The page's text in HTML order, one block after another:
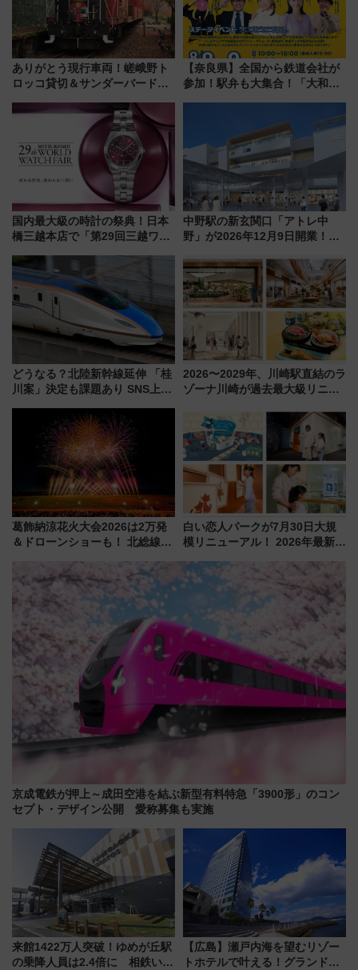
ありがとう現行車両！嵯峨野ト
ロッコ貸切＆サンダーバードレ
斉藤雪乃＆福原トシヒロと行
く！9月13日「京都の鉄道満喫
ツアー」開催
【奈良県】全国から鉄道会社が
参加！駅弁も大集合！「大和鉄
国内最大級の時計の祭典！日本
橋三越本店で「第29回三越ワー
【2026年8月5日～25日】
中野駅の新玄関口「アトレ中
野」が2026年12月9日開業！新
注目スポット
どうなる？北陸新幹線延伸 「桂
川案」決定も課題あり SNS上の
2026〜2029年、川崎駅直結のラ
ゾーナ川崎が過去最大級リニュ
「いつから何が変わるか」徹底
解説！
葛飾納涼花火大会2026は2万発
＆ドローンショーも！ 北総線を
車、観覧スポット情報と周辺観
光まとめ（7/28開催）
白い恋人パークが7月30日大規
模リニューアル！ 2026年最新の
と料金・アクセスを徹底解説
（札幌市）
京成電鉄が押上～成田空港を結ぶ新型有料特急「3900形」のコン
セプト・デザイン公開 愛称募集も実施
来館1422万人突破！ゆめが丘駅
の乗降人員は2.4倍に 相鉄いず
【広島】瀬戸内海を望むリゾー
トホテルで叶える！グランドプ